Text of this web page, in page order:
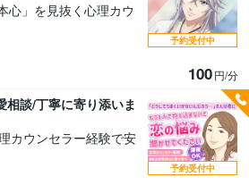
心」を見抜く心理カウ
100円/分
予約受付中
談/丁寧に寄り添いま
カウンセラー経験で安
予約受付中